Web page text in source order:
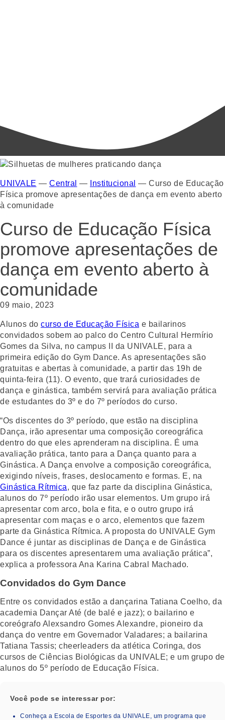
UNIVALE — Central — Institucional — Curso de Educação
Física promove apresentações de dança em evento aberto
à comunidade
Curso de Educação Física
promove apresentações de
dança em evento aberto à
comunidade
09 maio, 2023
Alunos do curso de Educação Física e bailarinos
convidados sobem ao palco do Centro Cultural Hermírio
Gomes da Silva, no campus II da UNIVALE, para a
primeira edição do Gym Dance. As apresentações são
gratuitas e abertas à comunidade, a partir das 19h de
quinta-feira (11). O evento, que trará curiosidades de
dança e ginástica, também servirá para avaliação prática
de estudantes do 3º e do 7º períodos do curso.
“Os discentes do 3º período, que estão na disciplina
Dança, irão apresentar uma composição coreográfica
dentro do que eles aprenderam na disciplina. É uma
avaliação prática, tanto para a Dança quanto para a
Ginástica. A Dança envolve a composição coreográfica,
exigindo níveis, frases, deslocamento e formas. E, na
Ginástica Rítmica, que faz parte da disciplina Ginástica,
alunos do 7º período irão usar elementos. Um grupo irá
apresentar com arco, bola e fita, e o outro grupo irá
apresentar com maças e o arco, elementos que fazem
parte da Ginástica Rítmica. A proposta do UNIVALE Gym
Dance é juntar as disciplinas de Dança e de Ginástica
para os discentes apresentarem uma avaliação prática”,
explica a professora Ana Karina Cabral Machado.
Convidados do Gym Dance
Entre os convidados estão a dançarina Tatiana Coelho, da
academia Dançar Até (de balé e jazz); o bailarino e
coreógrafo Alexsandro Gomes Alexandre, pioneiro da
dança do ventre em Governador Valadares; a bailarina
Tatiana Tassis; cheerleaders da atlética Coringa, dos
cursos de Ciências Biológicas da UNIVALE; e um grupo de
alunos do 5º período de Educação Física.
Você pode se interessar por:
Conheça a Escola de Esportes da UNIVALE, um programa que